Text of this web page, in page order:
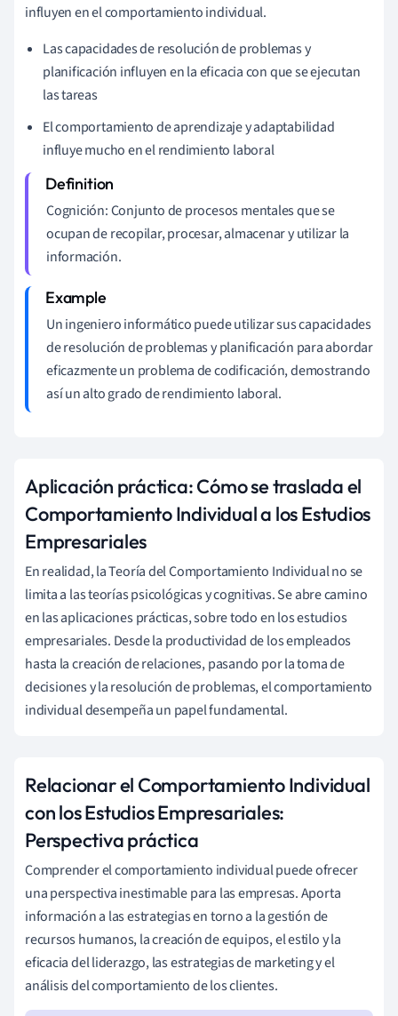
influyen en el comportamiento individual.
Las capacidades de resolución de problemas y
planificación influyen en la eficacia con que se ejecutan
las tareas
El comportamiento de aprendizaje y adaptabilidad
influye mucho en el rendimiento laboral
Cognición: Conjunto de procesos mentales que se
ocupan de recopilar, procesar, almacenar y utilizar la
información.
Un ingeniero informático puede utilizar sus capacidades
de resolución de problemas y planificación para abordar
eficazmente un problema de codificación, demostrando
así un alto grado de rendimiento laboral.
Aplicación práctica: Cómo se traslada el
Comportamiento Individual a los Estudios
Empresariales
En realidad, la Teoría del Comportamiento Individual no se
limita a las teorías psicológicas y cognitivas. Se abre camino
en las aplicaciones prácticas, sobre todo en los estudios
empresariales. Desde la productividad de los empleados
hasta la creación de relaciones, pasando por la toma de
decisiones y la resolución de problemas, el comportamiento
individual desempeña un papel fundamental.
Relacionar el Comportamiento Individual
con los Estudios Empresariales:
Perspectiva práctica
Comprender el comportamiento individual puede ofrecer
una perspectiva inestimable para las empresas. Aporta
información a las estrategias en torno a la gestión de
recursos humanos, la creación de equipos, el estilo y la
eficacia del liderazgo, las estrategias de marketing y el
análisis del comportamiento de los clientes.